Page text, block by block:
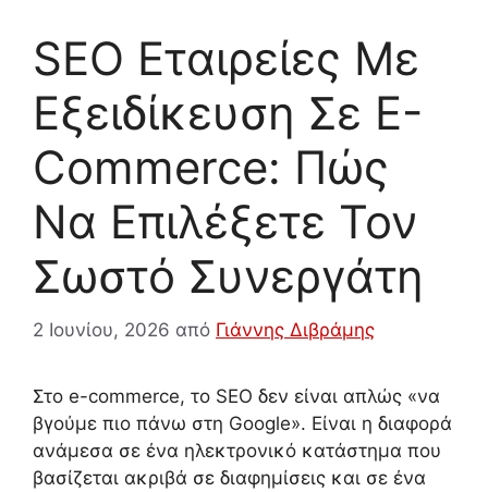
SEO Εταιρείες Με
Εξειδίκευση Σε E-
Commerce: Πώς
Να Επιλέξετε Τον
Σωστό Συνεργάτη
2 Ιουνίου, 2026 από Γιάννης Διβράμης
Στο e-commerce, το SEO δεν είναι απλώς «να
βγούμε πιο πάνω στη Google». Είναι η διαφορά
ανάμεσα σε ένα ηλεκτρονικό κατάστημα που
βασίζεται ακριβά σε διαφημίσεις και σε ένα